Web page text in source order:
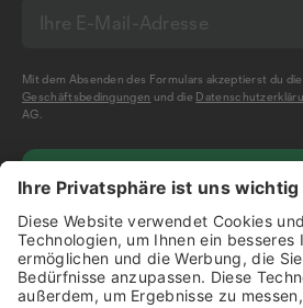
Mit dem Absenden des Formulars akzeptierst du
Geschäftsbedingungen und die
AG.